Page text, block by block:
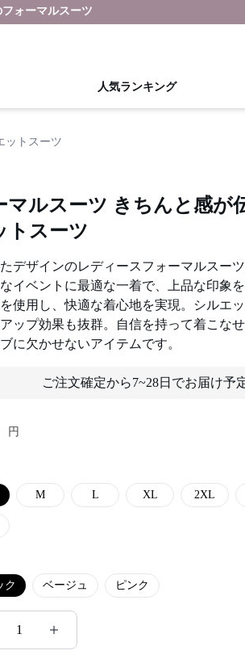
ォーマルスーツ
人気ランキング
ットスーツ
マルスーツ きちんと感が
トスーツ
デザインのレディースフォーマルスー
イベントに最適な一着で、上品な印象
使用し、快適な着心地を実現。シルエッ
ップ効果も抜群。自信を持って着こな
に欠かせないアイテムです。
ご注文確定から7~28日でお届け予
円
M L XL 2XL
ク ベージュ ピンク
1